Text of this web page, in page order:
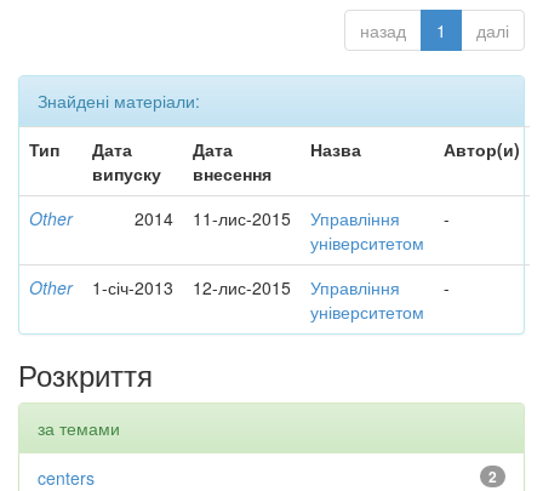
назад 1 далі
Знайдені матеріали:
Тип
Дата
випуску
Дата
внесення
Назва Автор(и)
Other 2014 11-лис-2015
Управління
університетом
-
Other 1-січ-2013 12-лис-2015
Управління
університетом
-
Розкриття
за темами
2
centers